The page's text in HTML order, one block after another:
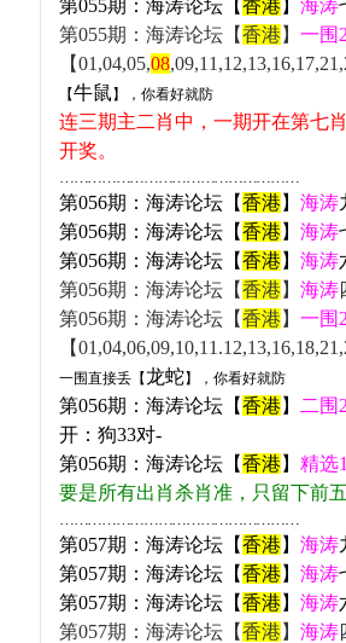
第055期：海涛论坛【香港 】 海涛
第055期：海涛论坛【香港 】 一围
【01,04,05,08
【牛鼠 】，你看好就防
连三期主二肖中，一期开在第七
开奖。
……………………………………………
第056期：海涛论坛【香港 】 海涛
第056期：海涛论坛【香港 】 海涛
第056期：海涛论坛【香港 】 海涛
第056期：海涛论坛【香港 】 海涛
第056期：海涛论坛【香港 】 一围
【
一围直接丢【龙蛇】，你看好就防
第056期：海涛论坛【香港 】
二围
开： 狗33对-
第056期：海涛论坛【香港 】 精选
要是所有出肖杀肖准，只留下前
……………………………………………
第057期：海涛论坛【香港 】 海涛
第057期：海涛论坛【香港 】 海涛
第057期：海涛论坛【香港 】 海涛
第057期：海涛论坛【香港 】 海涛